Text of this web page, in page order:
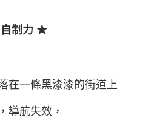
制力 ★
在一條黑漆漆的街道上
導航失效，